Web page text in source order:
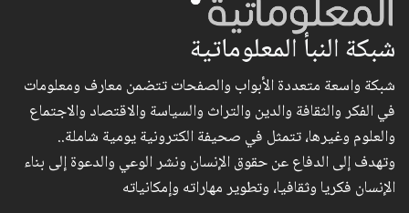
شبكة النبأ المعلوماتية
شبكة واسعة متعددة الأبواب والصفحات تتضمن معارف ومعلومات
في الفكر والثقافة والدين والتراث والسياسة والاقتصاد والاجتماع
والعلوم وغيرها، تتمثل في صحيفة الكترونية يومية شاملة..
وتهدف إلى الدفاع عن حقوق الإنسان ونشر الوعي والدعوة إلى بناء
الإنسان فكريا وثقافيا، وتطوير مهاراته وإمكانياته